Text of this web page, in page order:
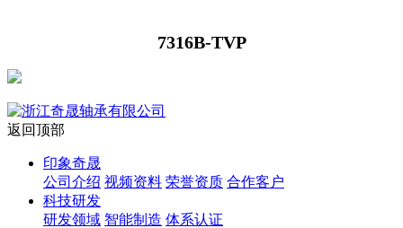
7316B-TVP
返回顶部
印象奇晟
公司介绍 视频资料 荣誉资质 合作客户
科技研发
研发领域 智能制造 体系认证